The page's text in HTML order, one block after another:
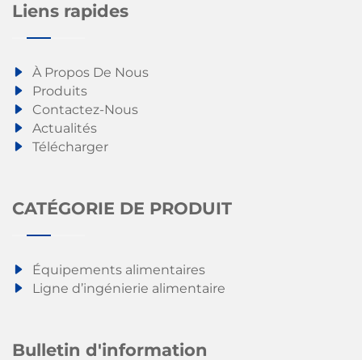
Liens rapides
À Propos De Nous
Produits
Contactez-Nous
Actualités
Télécharger
CATÉGORIE DE PRODUIT
Équipements alimentaires
Ligne d’ingénierie alimentaire
Bulletin d'information